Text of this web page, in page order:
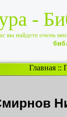
-
вы найдете очень
Главная ::